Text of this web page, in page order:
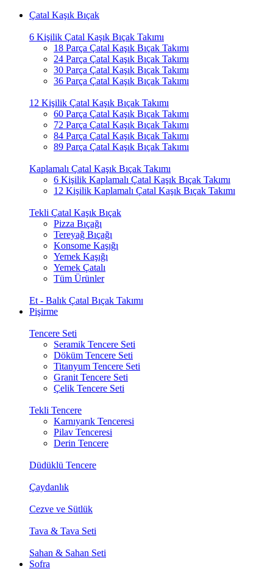
Çatal Kaşık Bıçak
6 Kişilik Çatal Kaşık Bıçak Takımı
18 Parça Çatal Kaşık Bıçak Takımı
24 Parça Çatal Kaşık Bıçak Takımı
30 Parça Çatal Kaşık Bıçak Takımı
36 Parça Çatal Kaşık Bıçak Takımı
12 Kişilik Çatal Kaşık Bıçak Takımı
60 Parça Çatal Kaşık Bıçak Takımı
72 Parça Çatal Kaşık Bıçak Takımı
84 Parça Çatal Kaşık Bıçak Takımı
89 Parça Çatal Kaşık Bıçak Takımı
Kaplamalı Çatal Kaşık Bıçak Takımı
6 Kişilik Kaplamalı Çatal Kaşık Bıçak Takımı
12 Kişilik Kaplamalı Çatal Kaşık Bıçak Takımı
Tekli Çatal Kaşık Bıçak
Pizza Bıçağı
Tereyağ Bıçağı
Konsome Kaşığı
Yemek Kaşığı
Yemek Çatalı
Tüm Ürünler
Et - Balık Çatal Bıçak Takımı
Pişirme
Tencere Seti
Seramik Tencere Seti
Döküm Tencere Seti
Titanyum Tencere Seti
Granit Tencere Seti
Çelik Tencere Seti
Tekli Tencere
Karnıyarık Tenceresi
Pilav Tenceresi
Derin Tencere
Düdüklü Tencere
Çaydanlık
Cezve ve Sütlük
Tava & Tava Seti
Sahan & Sahan Seti
Sofra